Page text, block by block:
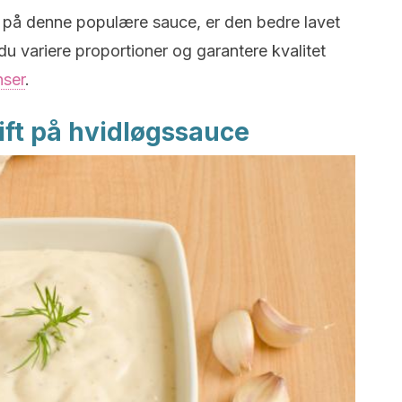
denne populære sauce, er den bedre lavet
variere proportioner og garantere kvalitet
.
på hvidløgssauce